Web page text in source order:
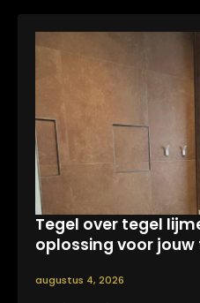
Tegel over tegel
oplossing voor
augustus 4, 2026